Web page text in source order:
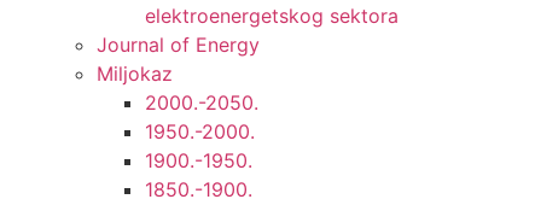
elektroenergetskog sektora
Journal of Energy
Miljokaz
2000.-2050.
1950.-2000.
1900.-1950.
1850.-1900.